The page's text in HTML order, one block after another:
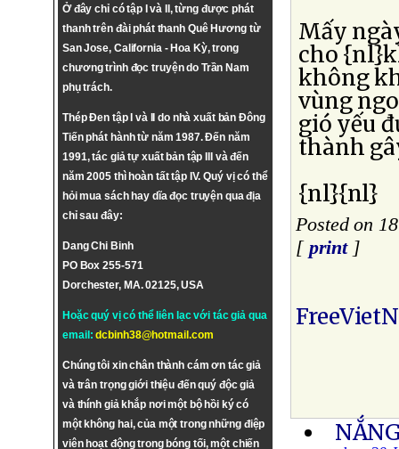
Ở đây chỉ có tập I và II, từng được phát
thanh trên đài phát thanh Quê Hương từ
San Jose, California - Hoa Kỳ, trong
chương trình đọc truyện do Trần Nam
phụ trách.
Thép Đen tập I và II do nhà xuất bản Đông
Tiến phát hành từ năm 1987. Đến năm
1991, tác giả tự xuất bản tập III và đến
năm 2005 thì hoàn tất tập IV. Quý vị có thể
hỏi mua sách hay dĩa đọc truyện qua địa
chỉ sau đây:
Dang Chi Binh
PO Box 255-571
Dorchester, MA. 02125, USA
Hoặc quý vị có thể liên lạc với tác giả qua
email:dcbinh38@hotmail.com
Chúng tôi xin chân thành cám ơn tác giả
và trân trọng giới thiệu đến quý độc giả
và thính giả khắp nơi một bộ hồi ký có
một không hai, của một trong những điệp
viên hoạt động trong bóng tối, một chiến
Mấy
cho
không
vùng
gió yếu
thành
{nl}{nl}
Posted on
[ print]